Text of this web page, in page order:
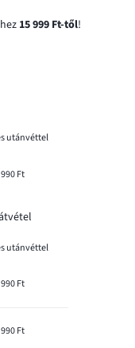
15 999 Ft-től!
utánvéttel
990 Ft
utánvéttel
990 Ft
990 Ft